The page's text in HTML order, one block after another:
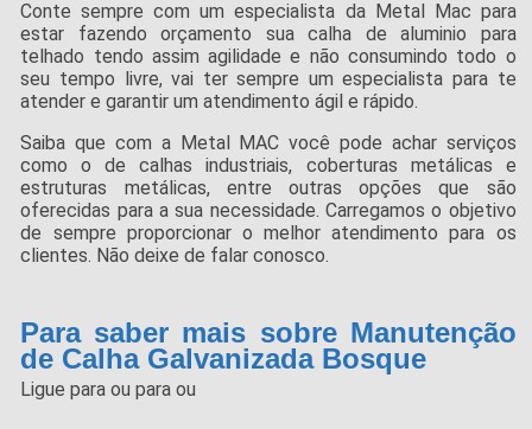
Conte sempre com um especialista da Metal Mac para
estar fazendo orçamento sua calha de aluminio para
telhado tendo assim agilidade e não consumindo todo o
seu tempo livre, vai ter sempre um especialista para te
atender e garantir um atendimento ágil e rápido.
Saiba que com a Metal MAC você pode achar serviços
como o de calhas industriais, coberturas metálicas e
estruturas metálicas, entre outras opções que são
oferecidas para a sua necessidade. Carregamos o objetivo
de sempre proporcionar o melhor atendimento para os
clientes. Não deixe de falar conosco.
Para saber mais sobre Manutenção
de Calha Galvanizada Bosque
Ligue paraou paraou